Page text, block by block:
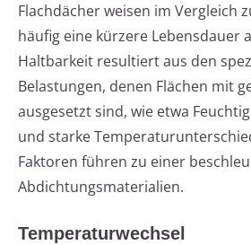
Flachdächer weisen im Vergleich
häufig eine kürzere Lebensdauer
Haltbarkeit resultiert aus den
Belastungen, denen Flächen mit
ausgesetzt sind, wie etwa
und starke
Faktoren führen zu einer
Abdichtungsmaterialien.
Temperaturwechsel